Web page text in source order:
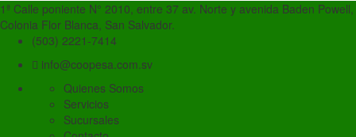
1ª Calle poniente N° 2010, entre 37 av. Norte y avenida Baden Powell,
Colonia Flor Blanca, San Salvador.
(503) 2221-7414
info@coopesa.com.sv
Quienes Somos
Servicios
Sucursales